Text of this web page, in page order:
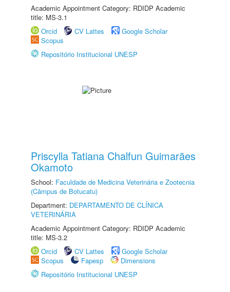
Academic Appointment Category: RDIDP Academic
title: MS-3.1
Orcid
CV Lattes
Google Scholar
Scopus
Repositório Institucional UNESP
Priscylla Tatiana Chalfun Guimarães
Okamoto
School: Faculdade de Medicina Veterinária e Zootecnia
(Câmpus de Botucatu)
Department: DEPARTAMENTO DE CLÍNICA
VETERINÁRIA
Academic Appointment Category: RDIDP Academic
title: MS-3.2
Orcid
CV Lattes
Google Scholar
Scopus
Fapesp
Dimensions
Repositório Institucional UNESP